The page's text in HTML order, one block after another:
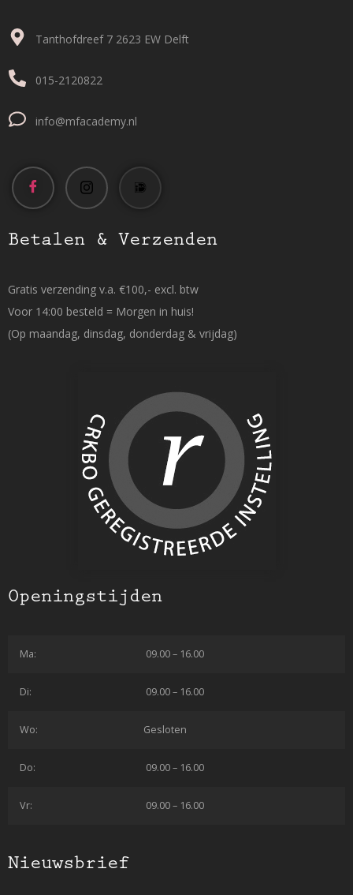
Tanthofdreef 7 2623 EW Delft
015-2120822
info@mfacademy.nl
Betalen & Verzenden
Gratis verzending v.a. €100,- excl. btw
Voor 14:00 besteld = Morgen in huis!
(Op maandag, dinsdag, donderdag & vrijdag)
Openingstijden
Ma: 09.00 – 16.00
Di: 09.00 – 16.00
Wo: Gesloten
Do: 09.00 – 16.00
Vr: 09.00 – 16.00
Nieuwsbrief